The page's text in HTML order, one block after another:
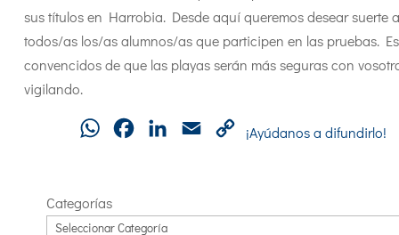
sus títulos en Harrobia. Desde aquí queremos desear suerte a
todos/as los/as alumnos/as que participen en las pruebas.
convencidos de que las playas serán más seguras con
vigilando.
WhatsAppFacebookLinkedInEmail
Copy
¡Ayúdanos a difundirlo!
Categorías